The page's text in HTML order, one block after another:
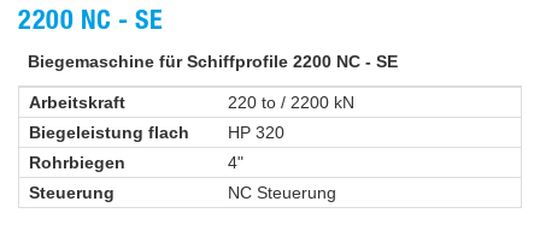
2200 NC - SE
Biegemaschine für Schiffprofile 2200 NC - SE
Arbeitskraft
220 to / 2200 kN
Biegeleistung flach
HP 320
Rohrbiegen
4"
Steuerung
NC Steuerung